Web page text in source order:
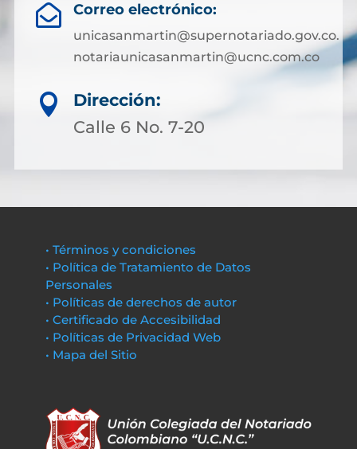
 Correo electrónico:
unicasanmartin@supernotariado.gov.co.
notariaunicasanmartin@ucnc.com.co

Dirección:
Calle 6 No. 7-20
• Términos y condiciones
• Política de Tratamiento de Datos
Personales
• Políticas de derechos de autor
• Certificado de Accesibilidad
• Políticas de Privacidad Web
• Mapa del Sitio